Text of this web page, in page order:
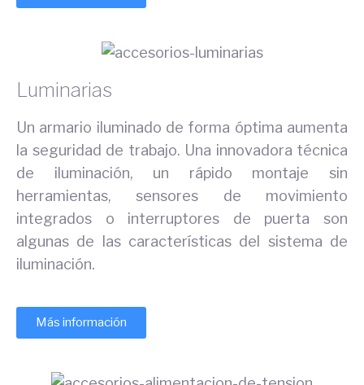
Luminarias
Un armario iluminado de forma óptima aumenta
la seguridad de trabajo. Una innovadora técnica
de iluminación, un rápido montaje sin
herramientas, sensores de movimiento
integrados o interruptores de puerta son
algunas de las características del sistema de
iluminación.
Más información